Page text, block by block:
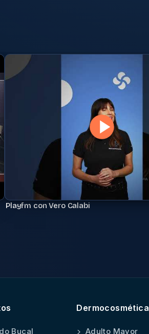
Playfm con Vero Calabi
Bucal
Dermocosmética
Adulto Mayor